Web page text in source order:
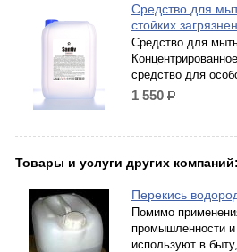
Средство для
стойких
Средство для
средство для
1 550 р.
Товары и услуги других компаний:
Перекись
Помимо
промышленности
используют в